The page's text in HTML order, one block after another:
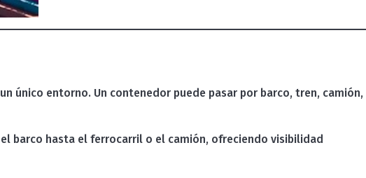
único entorno. Un contenedor puede pasar por barco, tren, camión,
barco hasta el ferrocarril o el camión, ofreciendo visibilidad